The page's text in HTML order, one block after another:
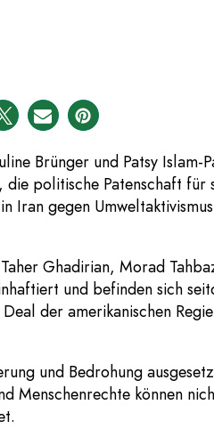
Brünger und Patsy
politische Patenschaft für
Iran gegen
Ghadirian, Morad
und befinden sich
der amerikanischen
und Bedrohung
können